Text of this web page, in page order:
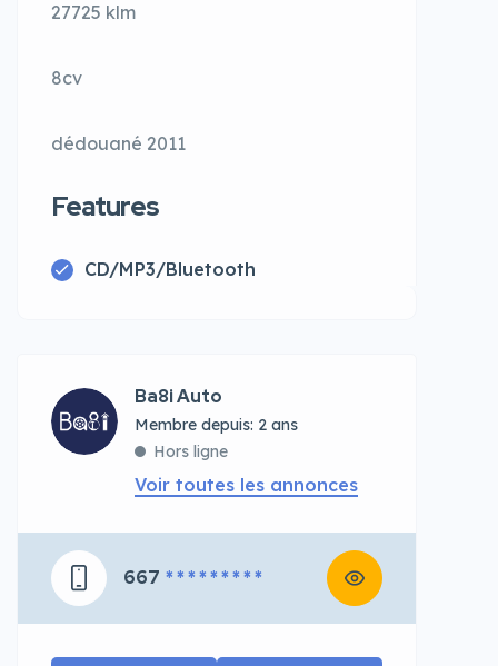
27725 klm
8cv
dédouané 2011
Features
CD/MP3/Bluetooth
Ba8i Auto
Membre depuis: 2 ans
Hors ligne
Voir toutes les annonces
667 * * * * * * * * *